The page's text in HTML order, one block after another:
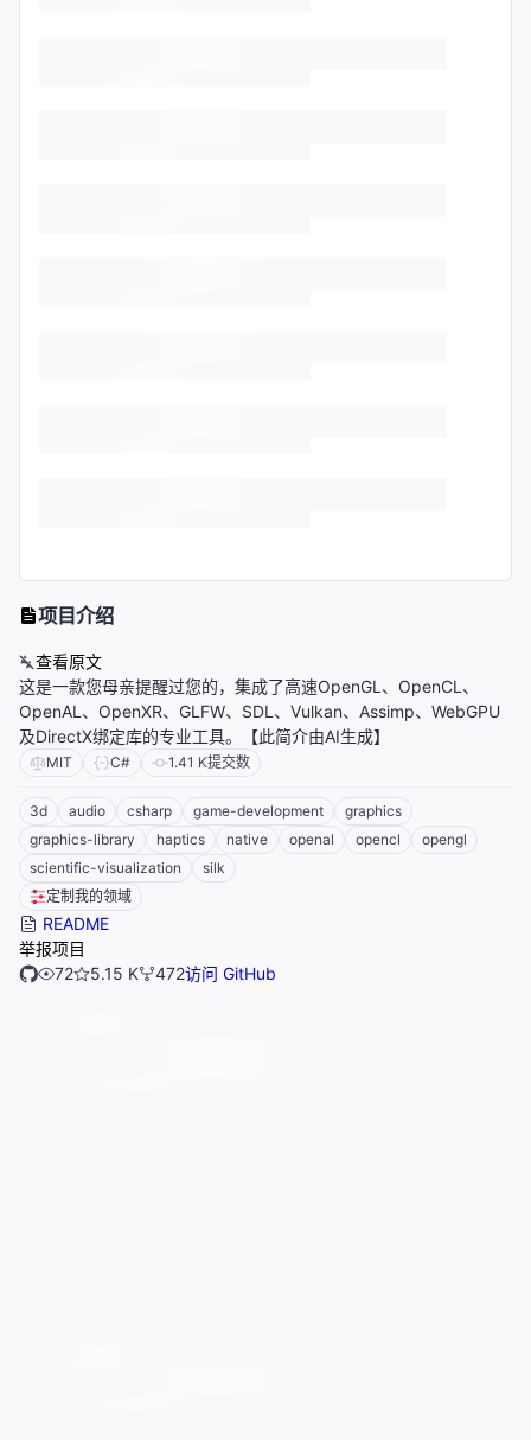
项目介绍
查看原文
这是一款您母亲提醒过您的，集成了高速OpenGL、OpenCL、
OpenAL、OpenXR、GLFW、SDL、Vulkan、Assimp、WebGPU
及DirectX绑定库的专业工具。【此简介由AI生成】
MIT C# 1.41 K提交数
3d audio csharp game-development
graphics
graphics-library
haptics native openal opencl
opengl
scientific-visualization
silk
定制我的领域
README
举报项目
72
5.15 K 472访问 GitHub